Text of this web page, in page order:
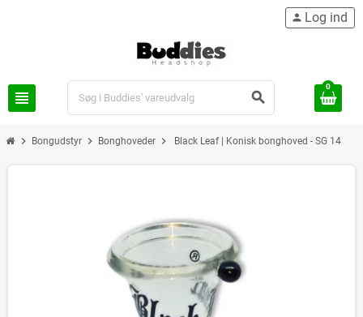
view_headline search
person Log ind
0
chevron_right Bongudstyr chevron_right Bonghoveder chevron_right Black Leaf | Konisk bonghoved - SG 14